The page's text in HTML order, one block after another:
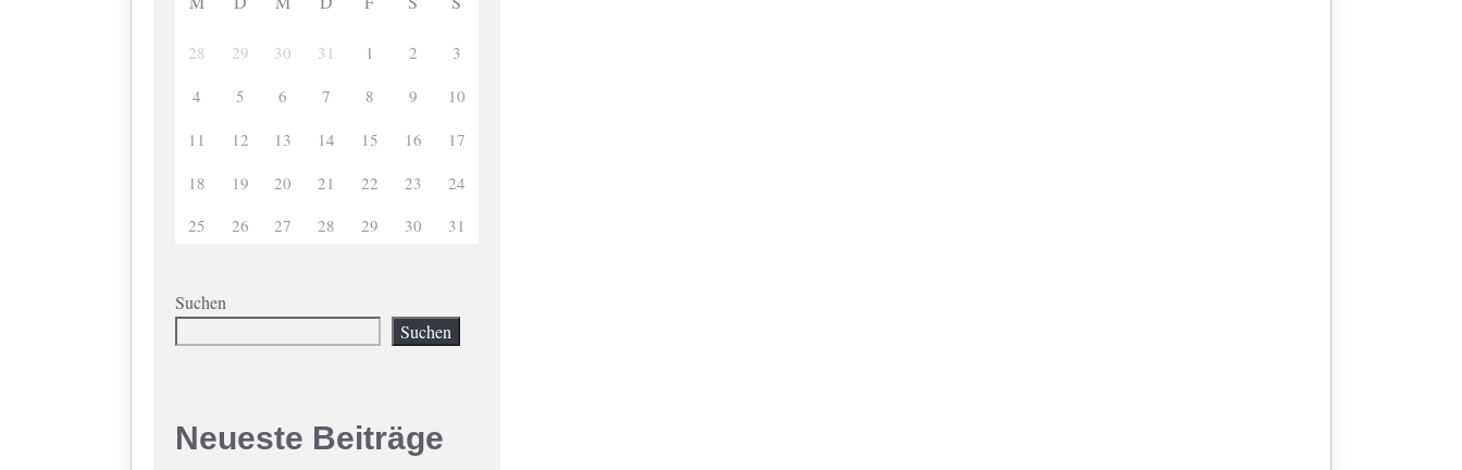
28 29 30 31 1 2
3
4
5 6 7 8 9
10
11
12 13 14 15 16
17
18
19 20 21 22 23
24
25
26 27 28 29 30 31
Suchen
Suchen
Neueste Beiträge